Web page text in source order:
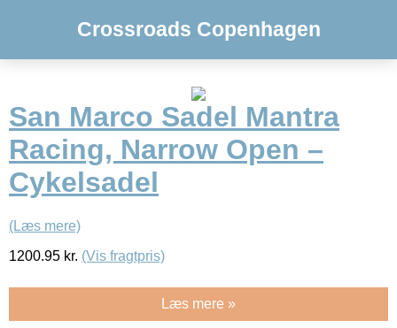
Crossroads Copenhagen
San Marco Sadel Mantra
Racing, Narrow Open –
Cykelsadel
(Læs mere)
1200.95 kr. (Vis fragtpris)
Læs mere »